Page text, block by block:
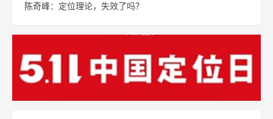
陈奇峰：定位理论，失效了吗？